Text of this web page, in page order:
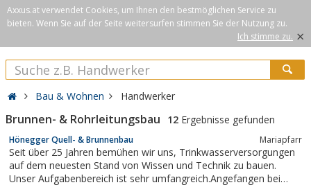
Axxus.at verwendet Cookies, um Ihnen den bestmöglichen Service zu
bieten. Wenn Sie auf der Seite weitersurfen stimmen Sie der Nutzung zu.
Ich stimme zu. ×
Bau & Wohnen Handwerker
Brunnen- & Rohrleitungsbau 12 Ergebnisse gefunden
Hönegger Quell- & Brunnenbau Mariapfarr
Seit über 25 Jahren bemühen wir uns, Trinkwasserversorgungen
auf dem neuesten Stand von Wissen und Technik zu bauen.
Unser Aufgabenbereich ist sehr umfangreich.Angefangen bei